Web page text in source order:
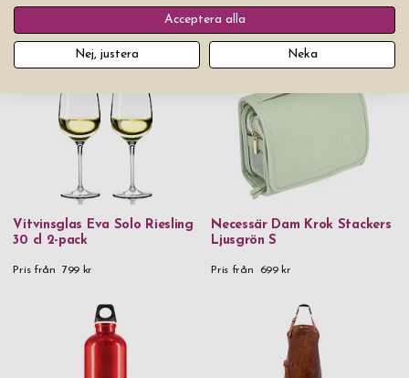
44 mm
Pris från 299 kr
Shiny Swarovski
Pris från 299 kr
Vitvinsglas Eva Solo Riesling
30 cl 2-pack
Pris från 799 kr
Necessär Dam Krok Stackers
Ljusgrön S
Pris från 699 kr
Acceptera alla
Nej, justera Neka